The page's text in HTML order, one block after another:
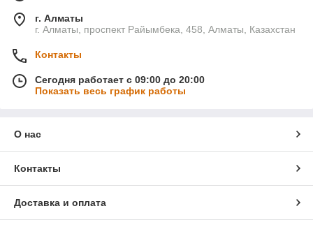
г. Алматы
г. Алматы, проспект Райымбека, 458, Алматы, Казахстан
Контакты
Сегодня работает с 09:00 до 20:00
Показать весь график работы
О нас
Контакты
Доставка и оплата